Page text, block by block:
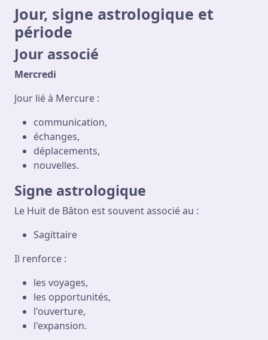
Jour, signe astrologique et
période
Jour associé
Mercredi
Jour lié à Mercure :
communication,
échanges,
déplacements,
nouvelles.
Signe astrologique
Le Huit de Bâton est souvent associé au :
Sagittaire
Il renforce :
les voyages,
les opportunités,
l'ouverture,
l'expansion.